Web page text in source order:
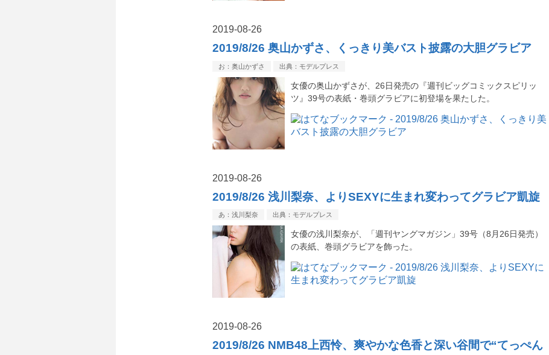
2019-08-26
2019/8/26 奥山かずさ、くっきり美バスト披露の大胆グラビア
お：奥山かずさ 出典：モデルプレス
女優の奥山かずさが、26日発売の『週刊ビッグコミックスピリッ
ツ』39号の表紙・巻頭グラビアに初登場を果たした。
2019-08-26
2019/8/26 浅川梨奈、よりSEXYに生まれ変わってグラビア凱旋
あ：浅川梨奈 出典：モデルプレス
女優の浅川梨奈が、「週刊ヤングマガジン」39号（8月26日発売）
の表紙、巻頭グラビアを飾った。
2019-08-26
2019/8/26 NMB48上西怜、爽やかな色香と深い谷間で“てっぺん